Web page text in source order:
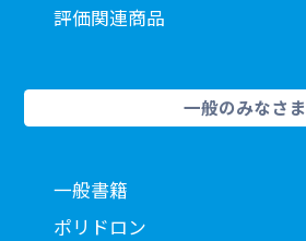
評価関連商品
一般のみなさま
一般書籍
ポリドロン